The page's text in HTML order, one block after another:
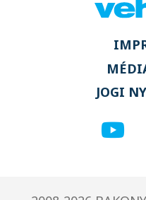
JOGI